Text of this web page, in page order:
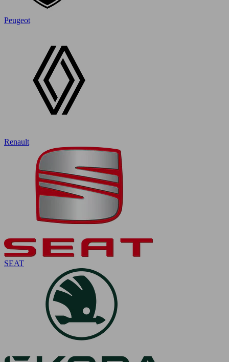
Peugeot
Renault
SEAT